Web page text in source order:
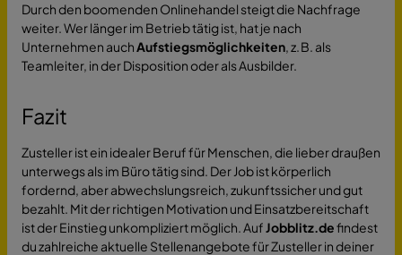
Durch den boomenden Onlinehandel steigt die Nachfrage
weiter. Wer länger im Betrieb tätig ist, hat je nach
Unternehmen auchAufstiegsmöglichkeiten, z. B. als
Teamleiter, in der Disposition oder als Ausbilder.
Fazit
Zusteller ist ein idealer Beruf für Menschen, die lieber draußen
unterwegs als im Büro tätig sind. Der Job ist körperlich
fordernd, aber abwechslungsreich, zukunftssicher und gut
bezahlt. Mit der richtigen Motivation und Einsatzbereitschaft
ist der Einstieg unkompliziert möglich. AufJobblitz.defindest
du zahlreiche aktuelle Stellenangebote für Zusteller in deiner